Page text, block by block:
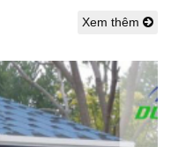
Xem thêm